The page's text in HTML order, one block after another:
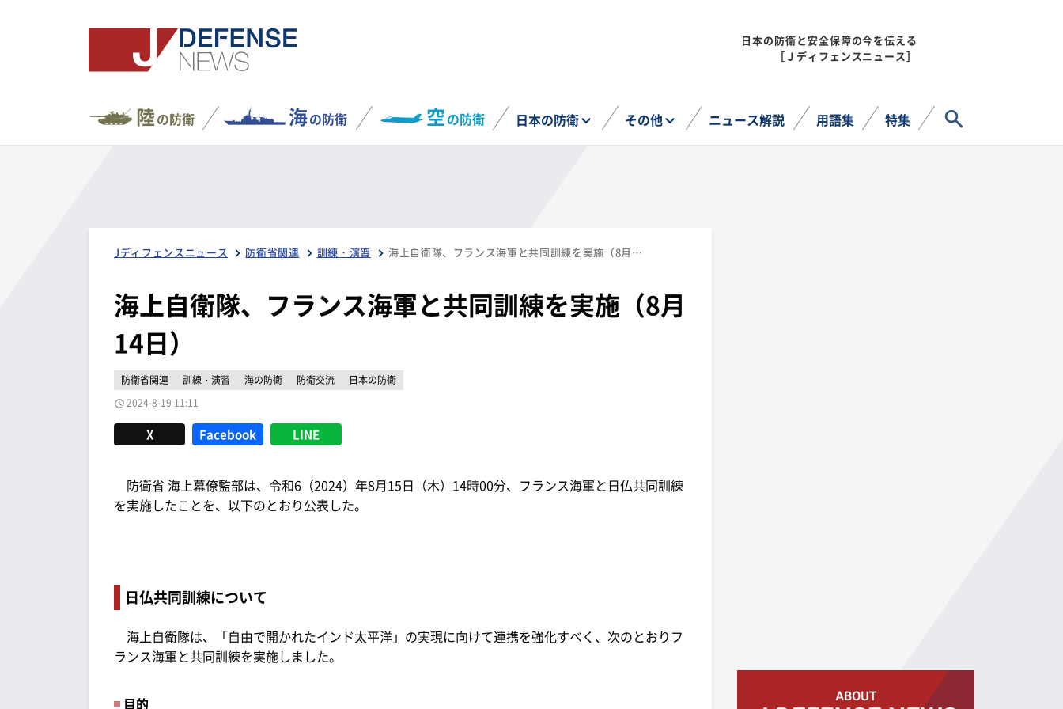
日本の防衛と安全保障の今を伝える
［Ｊディフェンスニュース］
陸の防衛 海の防衛 空の防衛 日本の防衛 その他 ニュース解説 用語集 特集
Jディフェンスニュース 防衛省関連 訓練・演習 海上自衛隊、フランス海軍と共同訓練を実施（8月14日）
海上自衛隊、フランス海軍と共同訓練を実施（8月
14日）
防衛省関連 訓練・演習 海の防衛 防衛交流
日本の防衛
2024-8-19 11:11
X Facebook LINE
防衛省 海上幕僚監部は、令和6（2024）年8月15日（木）14時00分、フランス海軍と日仏共同訓練
を実施したことを、以下のとおり公表した。
日仏共同訓練について
海上自衛隊は、「自由で開かれたインド太平洋」の実現に向けて連携を強化すべく、次のとおりフ
ランス海軍と共同訓練を実施しました。
目的